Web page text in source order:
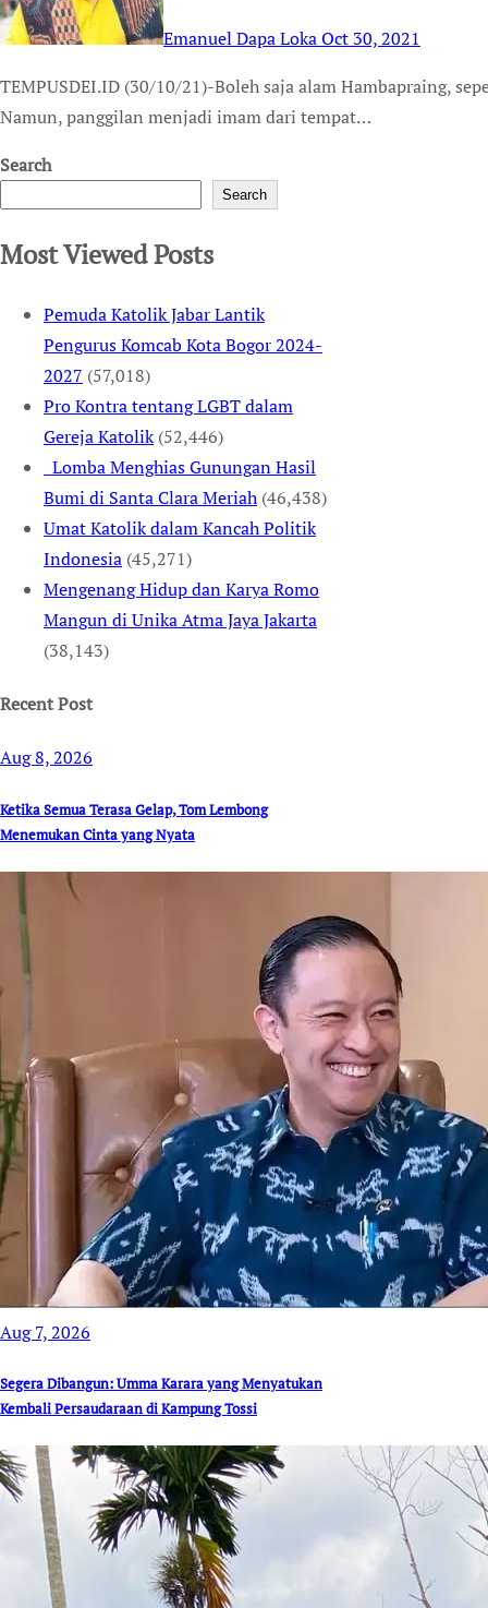
Emanuel Dapa LokaOct 30, 2021
TEMPUSDEI.ID (30/10/21)-Boleh saja alam Hambapraing, seperti umumnya alam Sumba Timur, NTT kering.
Namun, panggilan menjadi imam dari tempat…
Search
Search
Most Viewed Posts
Pemuda Katolik Jabar Lantik
Pengurus Komcab Kota Bogor 2024-
2027 (57,018)
Pro Kontra tentang LGBT dalam
Gereja Katolik (52,446)
Lomba Menghias Gunungan Hasil
Bumi di Santa Clara Meriah (46,438)
Umat Katolik dalam Kancah Politik
Indonesia (45,271)
Mengenang Hidup dan Karya Romo
Mangun di Unika Atma Jaya Jakarta
(38,143)
Recent Post
Aug 8, 2026
Ketika Semua Terasa Gelap, Tom Lembong
Menemukan Cinta yang Nyata
Aug 7, 2026
Segera Dibangun: Umma Karara yang Menyatukan
Kembali Persaudaraan di Kampung Tossi